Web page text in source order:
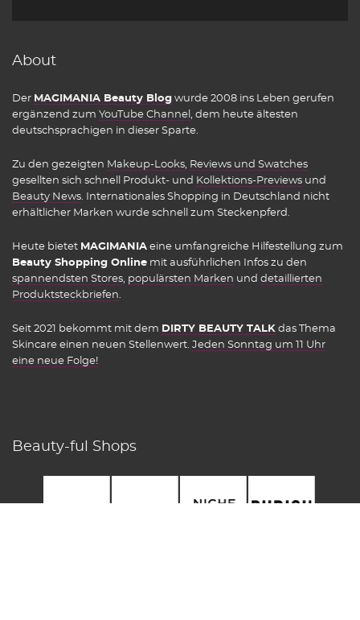
About
Der MAGIMANIA Beauty Blog wurde 2008 ins Leben gerufen
ergänzend zum YouTube Channel , dem heute ältesten
deutschsprachigen in dieser Sparte.
Zu den gezeigten Makeup-Looks, Reviews und Swatches
gesellten sich schnell Produkt- und Kollektions-Previews und
Beauty News. Internationales Shopping in Deutschland nicht
erhältlicher Marken wurde schnell zum Steckenpferd.
Heute bietet MAGIMANIA eine umfangreiche Hilfestellung zum
Beauty Shopping Online mit ausführlichen Infos zu den
spannendsten Stores, populärsten Marken und detaillierten
Produktsteckbriefen.
Seit 2021 bekommt mit dem DIRTY BEAUTY TALK das Thema
Skincare einen neuen Stellenwert. Jeden Sonntag um 11 Uhr
eine neue Folge!
Beauty-ful Shops